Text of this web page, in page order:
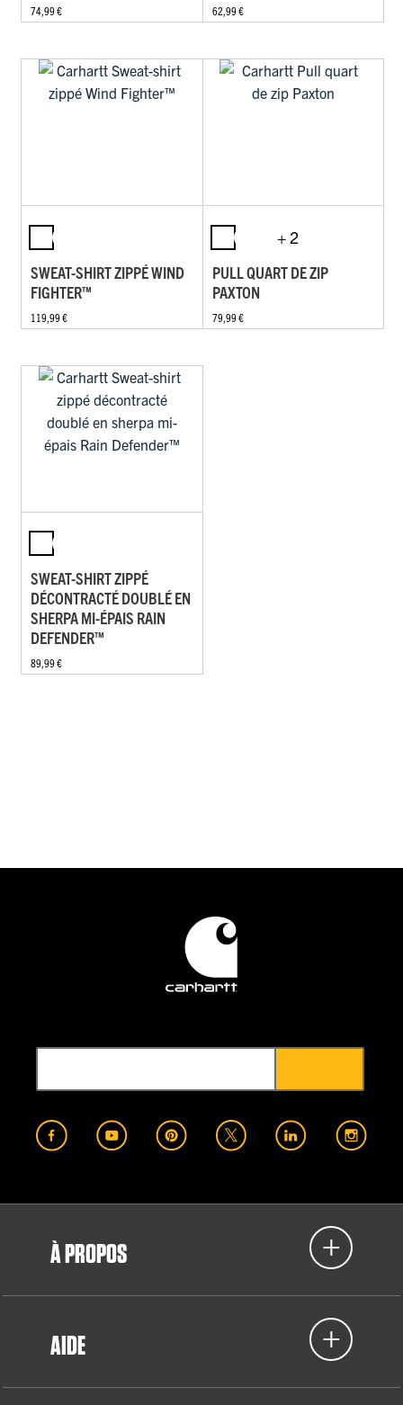
74,99 € 62,99 €
SWEAT-SHIRT ZIPPÉ WIND
FIGHTER™
119,99 €
+ 2
PULL QUART DE ZIP
PAXTON
79,99 €
SWEAT-SHIRT ZIPPÉ
DÉCONTRACTÉ DOUBLÉ EN
SHERPA MI-ÉPAIS RAIN
DEFENDER™
89,99 €
À PROPOS
AIDE